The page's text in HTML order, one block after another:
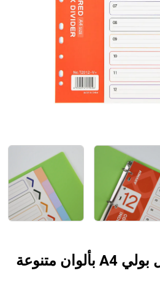
T2012-V+ | فاصل بولي A4 بألوان متنوعة